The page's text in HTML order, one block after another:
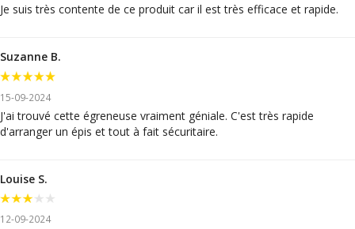
Je suis très contente de ce produit car il est très efficace et rapide.
Suzanne B.
15-09-2024
J'ai trouvé cette égreneuse vraiment géniale. C'est très rapide
d'arranger un épis et tout à fait sécuritaire.
Louise S.
12-09-2024